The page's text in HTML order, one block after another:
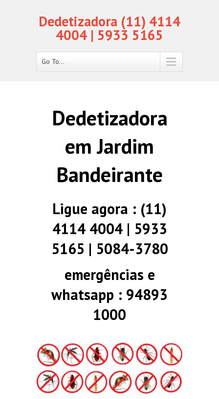
Dedetizadora (11) 4114
4004 | 5933 5165
Go To...
Dedetizadora
em Jardim
Bandeirante
Ligue agora : (11)
4114 4004 | 5933
5165 | 5084-3780
emergências e
whatsapp : 94893
1000